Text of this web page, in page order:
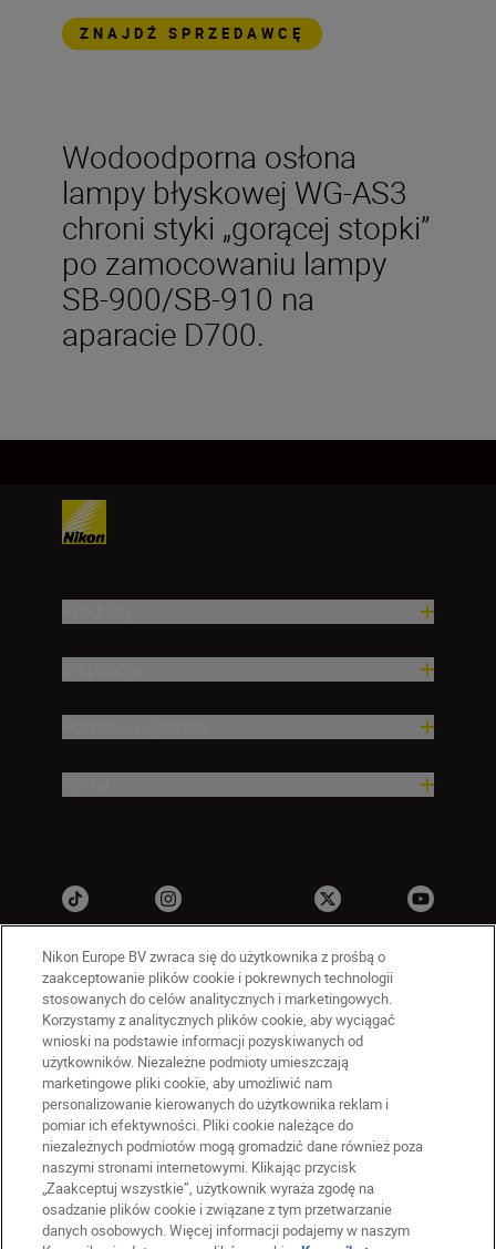
ZNAJDŹ SPRZEDAWCĘ
Wodoodporna osłona
lampy błyskowej WG-AS3
chroni styki „gorącej stopki”
po zamocowaniu lampy
SB-900/SB-910 na
aparacie D700.
PL Nikon Sites
Skontaktuj się z nami
Oświadczenie dotyczące prywatności
Warunki użytkowania
Warunki korzystania z Nikon Store
Komunikat dotyczący plików cookie
Nikon Europe BV zwraca się do użytkownika z prośbą o
zaakceptowanie plików cookie i pokrewnych technologii
stosowanych do celów analitycznych i marketingowych.
Korzystamy z analitycznych plików cookie, aby wyciągać
wnioski na podstawie informacji pozyskiwanych od
użytkowników. Niezależne podmioty umieszczają
marketingowe pliki cookie, aby umożliwić nam
personalizowanie kierowanych do użytkownika reklam i
pomiar ich efektywności. Pliki cookie należące do
niezależnych podmiotów mogą gromadzić dane również poza
naszymi stronami internetowymi. Klikając przycisk
„Zaakceptuj wszystkie”, użytkownik wyraża zgodę na
osadzanie plików cookie i związane z tym przetwarzanie
danych osobowych. Więcej informacji podajemy w naszym